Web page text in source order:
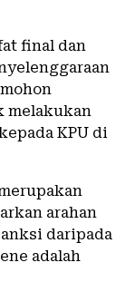
final dan
melakukan
KPU di
arahan
daripada
adalah